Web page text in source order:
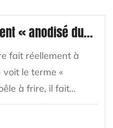
Que signifie réellement « anodisé dur » pour une poêle à frire ?
fait réellement à
à frire, il fait
de surface
appliqué à